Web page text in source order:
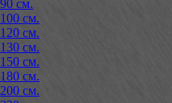
90 см.
100 см.
120 см.
130 см.
150 см.
180 см.
200 см.